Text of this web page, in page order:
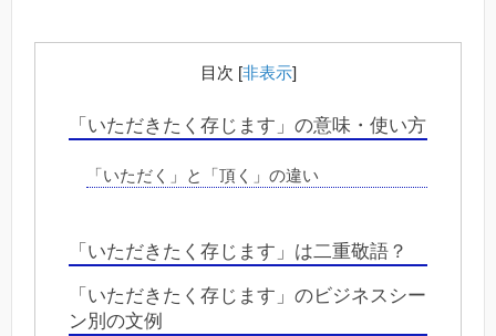
目次 [非表示]
「いただきたく存じます」の意味・使い方
「いただく」と「頂く」の違い
「いただきたく存じます」は二重敬語？
「いただきたく存じます」のビジネスシー
ン別の文例